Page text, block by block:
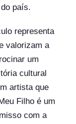
país.
representa
valorizam a
um
cultural
artista que
Filho é um
com a